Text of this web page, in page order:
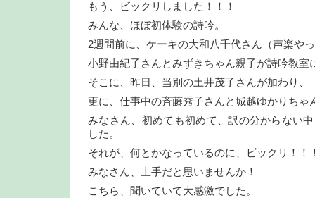
もう、ビックリしました！！！
みんな、ほぼ初体験の詩吟。
2週間前に、ケーキの大和八千代さん（声楽や
小野由紀子さんとみずきちゃん親子が詩吟教室
そこに、昨日、当別の土井茂子さんが加わり、
更に、仕事中の斉藤秀子さんと城越ゆかりちゃ
みなさん、初めても初めて、訳の分からない
した。
それが、何とかなっているのに、ビックリ！！
みなさん、上手だと思いませんか！
こちら、聞いていて大感激でした。